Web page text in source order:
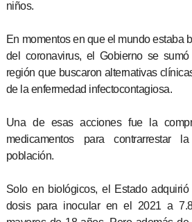
niños.
En momentos en que el mundo estaba
del coronavirus, el Gobierno se
región que buscaron alternativas
de la enfermedad infectocontagiosa.
Una de esas acciones fue la
medicamentos para contrarrestar
población.
Solo en biológicos, el Estado
dosis para inocular en el 2021 a